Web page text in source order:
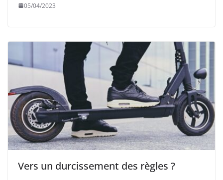
05/04/2023
Vers un durcissement des règles ?